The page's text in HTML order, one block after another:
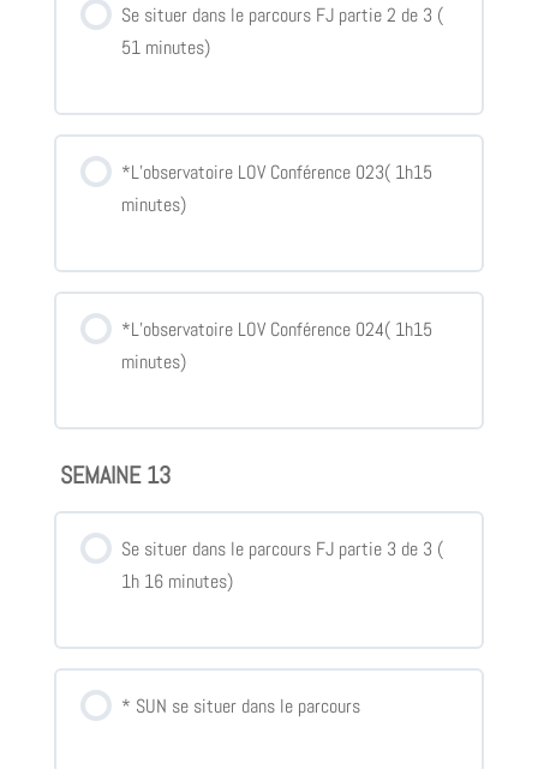
Se situer dans le parcours FJ partie 2 de 3 (
51 minutes)
*L’observatoire LOV Conférence 023( 1h15
minutes)
*L’observatoire LOV Conférence 024( 1h15
minutes)
SEMAINE 13
Se situer dans le parcours FJ partie 3 de 3 (
1h 16 minutes)
* SUN se situer dans le parcours